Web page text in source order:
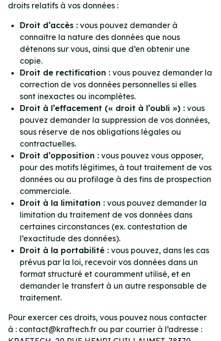
droits relatifs à vos données :
Droit d’accès : vous pouvez demander à
connaître la nature des données que nous
détenons sur vous, ainsi que d’en obtenir une
copie.
Droit de rectification : vous pouvez demander la
correction de vos données personnelles si elles
sont inexactes ou incomplètes.
Droit à l’effacement (« droit à l’oubli ») : vous
pouvez demander la suppression de vos données,
sous réserve de nos obligations légales ou
contractuelles.
Droit d’opposition : vous pouvez vous opposer,
pour des motifs légitimes, à tout traitement de vos
données ou au profilage à des fins de prospection
commerciale.
Droit à la limitation : vous pouvez demander la
limitation du traitement de vos données dans
certaines circonstances (ex. contestation de
l’exactitude des données).
Droit à la portabilité : vous pouvez, dans les cas
prévus par la loi, recevoir vos données dans un
format structuré et couramment utilisé, et en
demander le transfert à un autre responsable de
traitement.
Pour exercer ces droits, vous pouvez nous contacter
à : contact@kraftech.fr ou par courrier à l’adresse :